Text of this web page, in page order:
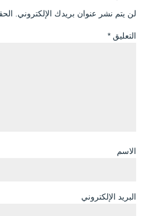
لن يتم نشر عنوان بريدك الإلكتروني.
التعليق *
الاسم
البريد الإلكتروني